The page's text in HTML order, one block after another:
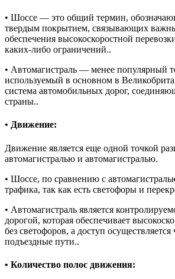
• Шоссе — это общий термин,
твердым покрытием, связывающих
обеспечения высокоскоростной
каких-либо ограничений..
• Автомагистраль — менее популярный
используемый в основном в
система автомобильных дорог,
страны..
• Движение:
Движение является еще одной точкой
автомагистралью и автомагистралью.
• Шоссе, по сравнению с
трафика, так как есть светофоры и
• Автомагистраль является
дорогой, которая обеспечивает
без светофоров, а доступ
подъездные пути..
• Количество полос движения: